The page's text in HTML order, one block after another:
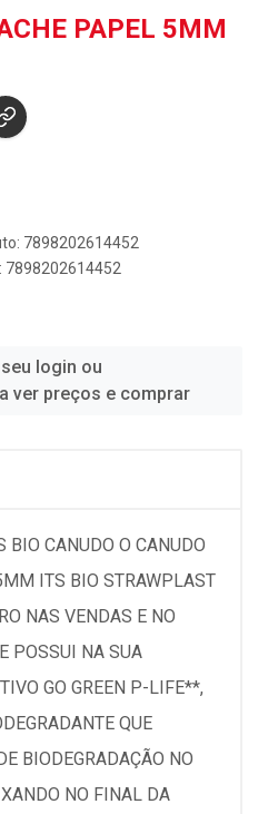
PAPEL 5MM
7898202614452
7898202614452
login ou
ver preços e comprar
BIO CANUDO O CANUDO
ITS BIO STRAWPLAST
NAS VENDAS E NO
POSSUI NA SUA
GO GREEN P-LIFE**,
QUE
BIODEGRADAÇÃO NO
NO FINAL DA